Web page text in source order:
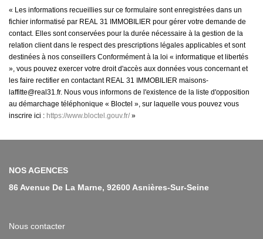
« Les informations recueillies sur ce formulaire sont enregistrées dans un
fichier informatisé par REAL 31 IMMOBILIER pour gérer votre demande
de contact. Elles sont conservées pour la durée nécessaire à la gestion
de la relation client dans le respect des prescriptions légales applicables
et sont destinées à nos conseillers Conformément à la loi « informatique
et libertés », vous pouvez exercer votre droit d'accès aux données vous
concernant et les faire rectifier en contactant REAL 31 IMMOBILIER
maisons-laffitte@real31.fr. Nous vous informons de l'existence de la liste
d'opposition au démarchage téléphonique « Bloctel », sur laquelle vous
pouvez vous inscrire ici :https://www.bloctel.gouv.fr/
NOS AGENCES
86 Avenue De La Marne, 92600 Asnières-Sur-Seine
Nous contacter